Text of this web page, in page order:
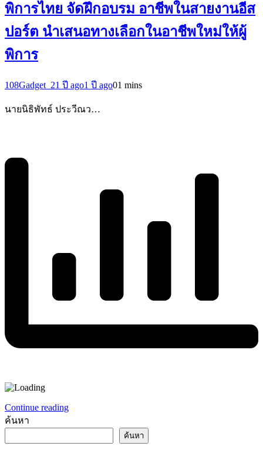
พิการไทย จัดฝึกอบรม อาชีพในสายงานอีส
ปอร์ต นำเสนอทางเลือกในอาชีพใหม่ให้ผู้
พิการ
108Gadget_21 ปี ago1 ปี ago01 mins
นายนิธิพัทธ์ ประวีณว…
Continue reading
ค้นหา
ค้นหา